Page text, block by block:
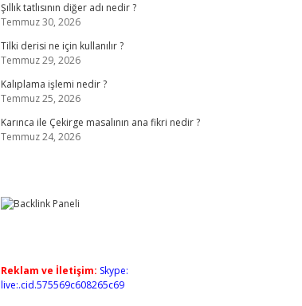
Şıllık tatlısının diğer adı nedir ?
Temmuz 30, 2026
Tilki derisi ne için kullanılır ?
Temmuz 29, 2026
Kalıplama işlemi nedir ?
Temmuz 25, 2026
Karınca ile Çekirge masalının ana fikri nedir ?
Temmuz 24, 2026
Reklam ve İletişim: Skype:
live:.cid.575569c608265c69